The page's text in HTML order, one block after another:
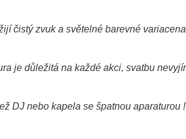
čistý zvuk a světelné barevné
je důležitá na každé akci, svatbu
DJ nebo kapela se špatnou aparaturou !